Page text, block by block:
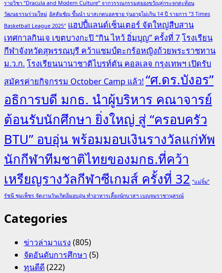
รายวิชา “Dracula and Modern Culture” จากวรรณกรรมสยองขวัญสู่กระจกสะท้อน
วัฒนธรรมร่วมใหม่ อัสสัมชัญ ขึ้นนำ บาสเกตบอลชาย รุ่นอายุไม่เกิน 14 ปี รายการ "3 Times
Basketball League 2025" แฮปปี้แลนด์เซ็นเตอร์ จัดใหญ่สืบสาน
เทศกาลกินเจ เขตบางกะปิ “กิน ไหว้ อิ่มบุญ” ครั้งที่ 7โรงเรียน
กีฬาจังหวัดสุพรรณบุรี คว้าแชมป์ตะกร้อหญิงถ้วยพระราชทาน
ม.ว.ก.โรงเรียนนานาชาติไบรท์ตัน คอลเลจ กรุงเทพฯ เปิดรับ
สมัครค่ายกิจกรรม October Camp แล้ว!“ศ.ดร.บังอร”
อธิการบดี มกธ. นำผู้บริหาร คณาจารย์
ต้อนรับนักศึกษา ยิ่งใหญ่ สู่ “ครอบครัว
BTU” อบอุ่น พร้อมมอบเงินรางวัลแก่ทัพ
นักกีฬาทีมชาติไทยของมกธ.ที่คว้า
เหรียญรางวัลกีฬาซีเกมส์ ครั้งที่ 32 “แม่จิ๋ม”
รัชนี ชุมเพ็ชร จัดงานวันเกิดอิ่มอบอุ่น ทำอาหารเลี้ยงนักบาสฯ เบญจมราชานุสรณ์
Categories
ข่าวล่ามาแรง (805)
จัดอันดับการศึกษา (5)
ทุนดีดี(222)